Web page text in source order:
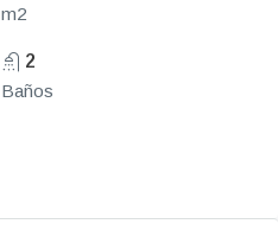
m2
2
Baños